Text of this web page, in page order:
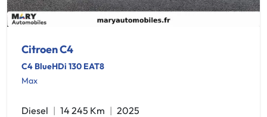
Citroen C4
C4 BlueHDi 130 EAT8
Max
Diesel 14 245 Km
2025